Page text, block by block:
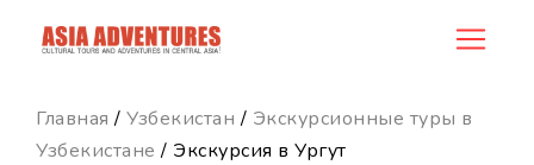
product_id111
Главная / Узбекистан / Экскурсионные туры в
Узбекистане / Экскурсия в Ургут